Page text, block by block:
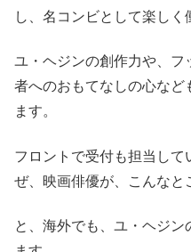
し、名コンビとして楽しく
ユ・ヘジンの創作力や、
者へのおもてなしの心など
ます。
フロントで受付も担当し
ぜ、映画俳優が、こんなと
と、海外でも、ユ・ヘジン